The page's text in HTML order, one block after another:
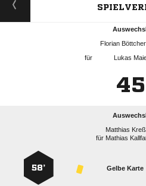

für


für 
Gelbe Karte
58’